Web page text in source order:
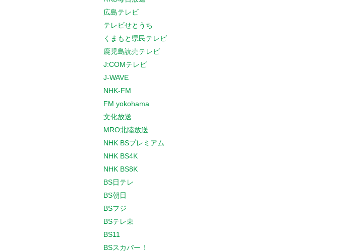
広島テレビ
テレビせとうち
くまもと県民テレビ
鹿児島読売テレビ
J:COMテレビ
J-WAVE
NHK-FM
FM yokohama
文化放送
MRO北陸放送
NHK BSプレミアム
NHK BS4K
NHK BS8K
BS日テレ
BS朝日
BSフジ
BSテレ東
BS11
BSスカパー！